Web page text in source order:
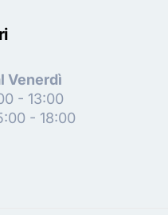
Venerdì
- 13:00
- 18:00